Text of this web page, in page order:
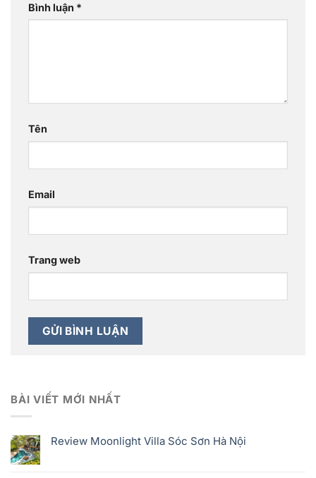
Bình luận *
Tên
Email
Trang web
BÀI VIẾT MỚI NHẤT
Review Moonlight Villa Sóc Sơn Hà Nội